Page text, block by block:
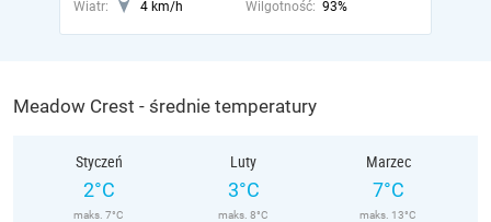
Wiatr: 4 km/h Wilgotność: 93%
Meadow Crest - średnie temperatury
Styczeń
2°C
maks. 7°C
Luty
3°C
maks. 8°C
Marzec
7°C
maks. 13°C